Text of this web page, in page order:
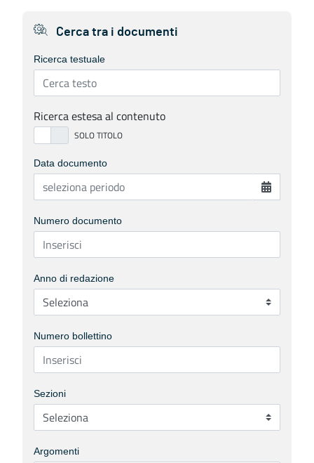
Cerca tra i documenti
Ricerca testuale
Ricerca estesa al contenuto
Data documento
Numero documento
Anno di redazione
Numero bollettino
Sezioni
Argomenti